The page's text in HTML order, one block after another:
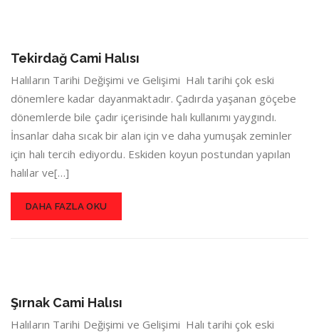
Tekirdağ Cami Halısı
Halıların Tarihi Değişimi ve Gelişimi Halı tarihi çok eski
dönemlere kadar dayanmaktadır. Çadırda yaşanan göçebe
dönemlerde bile çadır içerisinde halı kullanımı yaygındı.
İnsanlar daha sıcak bir alan için ve daha yumuşak zeminler
için halı tercih ediyordu. Eskiden koyun postundan yapılan
halılar ve[…]
DAHA FAZLA OKU
Şırnak Cami Halısı
Halıların Tarihi Değişimi ve Gelişimi Halı tarihi çok eski